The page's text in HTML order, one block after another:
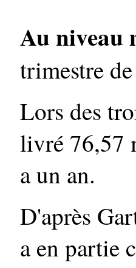
Au niveau
trimestre
Lors des
livré 76,57
a un an.
D'après
a en partie